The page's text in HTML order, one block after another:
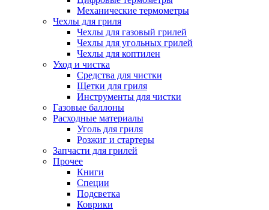
Механические термометры
Чехлы для гриля
Чехлы для газовый грилей
Чехлы для угольных грилей
Чехлы для коптилен
Уход и чистка
Средства для чистки
Щетки для гриля
Инструменты для чистки
Газовые баллоны
Расходные материалы
Уголь для гриля
Розжиг и стартеры
Запчасти для грилей
Прочее
Книги
Специи
Подсветка
Коврики